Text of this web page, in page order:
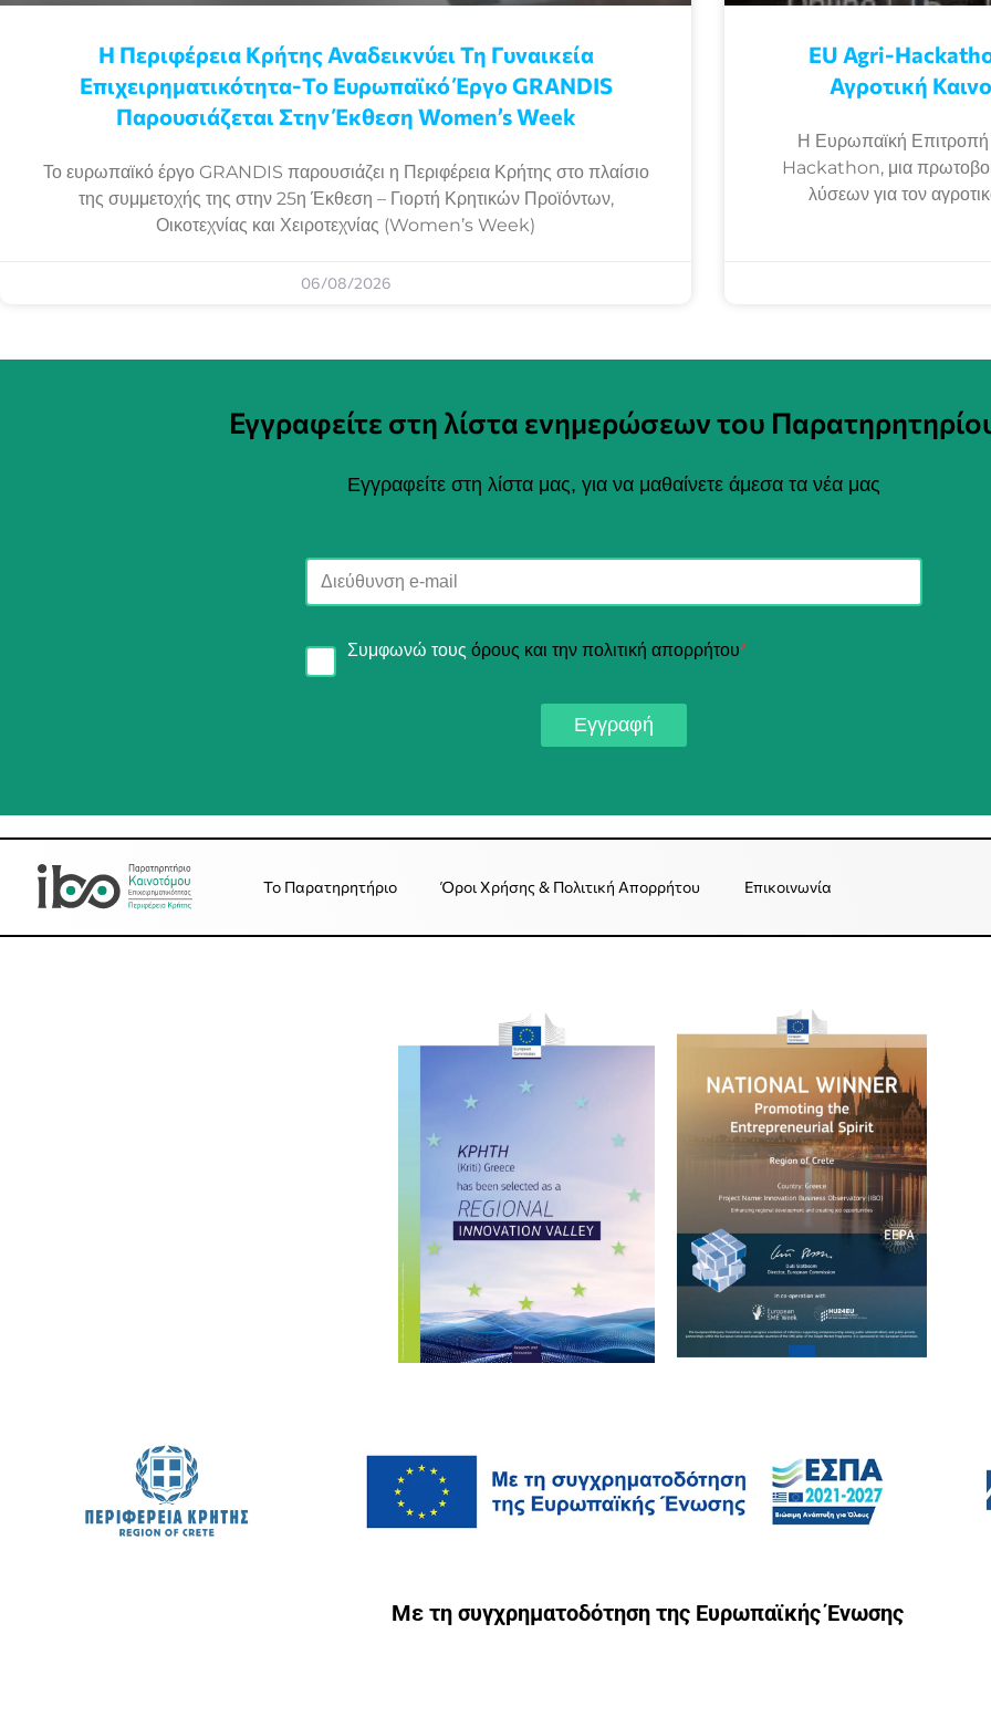
Η Περιφέρεια Κρήτης Αναδεικνύει Τη Γυναικεία
Επιχειρηματικότητα-Το Ευρωπαϊκό Έργο GRANDIS
Παρουσιάζεται Στην Έκθεση Women’s Week
Το ευρωπαϊκό έργο GRANDIS παρουσιάζει η Περιφέρεια Κρήτης στο πλαίσιο
της συμμετοχής της στην 25η Έκθεση – Γιορτή Κρητικών Προϊόντων,
Οικοτεχνίας και Χειροτεχνίας (Women’s Week)
06/08/2026
EU Agri-
Αγροτική
Η Ευρωπαϊκή Επιτροπή
Hackathon, μια
λύσεων για τον
Εγγραφείτε στη λίστα ενημερώσεων του
Εγγραφείτε στη λίστα μας, για να μαθαίνετε άμεσα τα νέα μας
Συμφωνώ τουςόρους και την πολιτική απορρήτου*
Εγγραφή
Το Παρατηρητήριο Όροι Χρήσης & Πολιτική Απορρήτου Επικοινωνία
Με τη συγχρηματοδότηση της Ευρωπαϊκής Ένωσης